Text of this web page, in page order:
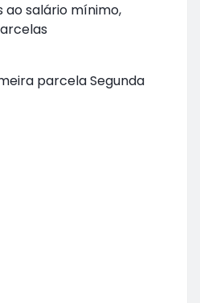
ao salário mínimo,
parcela Segunda